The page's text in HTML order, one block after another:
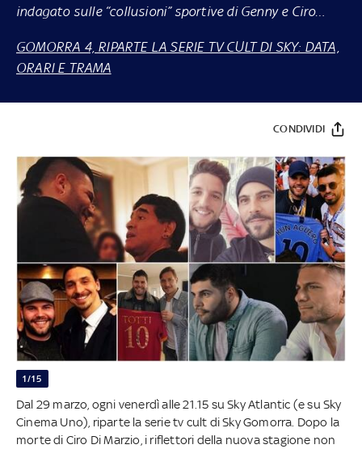
indagato sulle “collusioni” sportive di Genny e Ciro…
GOMORRA 4, RIPARTE LA SERIE TV CULT DI SKY: DATA,
ORARI E TRAMA
CONDIVIDI
1/15
Dal 29 marzo, ogni venerdì alle 21.15 su Sky Atlantic (e su Sky
Cinema Uno), riparte la serie tv cult di Sky Gomorra. Dopo la
morte di Ciro Di Marzio, i riflettori della nuova stagione non